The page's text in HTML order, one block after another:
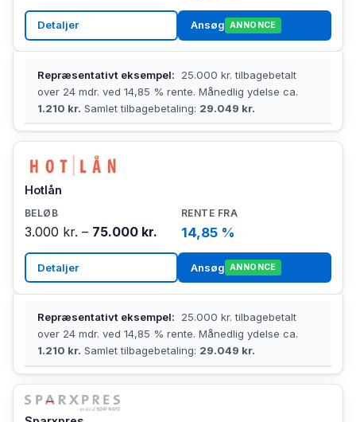
Detaljer Ansøg ANNONCE
Repræsentativt eksempel:
25.000 kr. tilbagebetalt
over 24 mdr. ved 14,85 % rente. Månedlig ydelse ca.
1.210 kr. Samlet tilbagebetaling: 29.049 kr.
Hotlån
3.000 kr. – 75.000 kr. 14,85 %
Detaljer Ansøg ANNONCE
Repræsentativt eksempel:
25.000 kr. tilbagebetalt
over 24 mdr. ved 14,85 % rente. Månedlig ydelse ca.
1.210 kr. Samlet tilbagebetaling: 29.049 kr.